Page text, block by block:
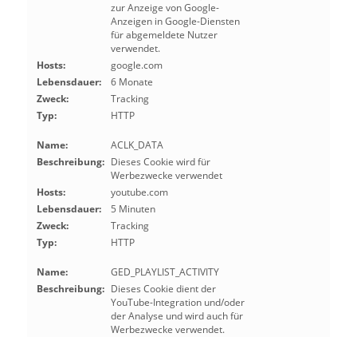
zur Anzeige von Google-
Anzeigen in Google-Diensten
für abgemeldete Nutzer
verwendet.
Hosts:
google.com
Lebensdauer:
6 Monate
Zweck:
Tracking
Typ:
HTTP
Name:
ACLK_DATA
Beschreibung: Dieses Cookie wird für
Werbezwecke verwendet
Hosts:
youtube.com
Lebensdauer:
5 Minuten
Zweck:
Tracking
Typ:
HTTP
Name:
GED_PLAYLIST_ACTIVITY
Beschreibung: Dieses Cookie dient der
YouTube-Integration und/oder
der Analyse und wird auch für
Werbezwecke verwendet.